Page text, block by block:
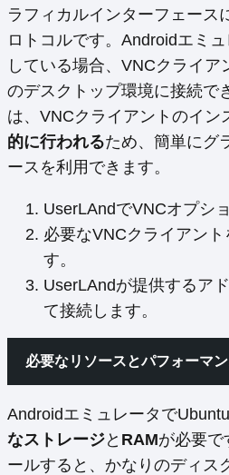
ラフィカルインターフェース
ロトコルです。Androidエミ
している場合、VNCクライア
のデスクトップ環境に接続で
は、VNCクライアントのイン
的に行われるため、簡単にグ
ースを利用できます。
UserLAndでVNCオプシ
必要なVNCクライアン
す。
UserLAndが提供するア
て接続します。
必要なリソースとパフォーマ
Androidエミュレータで
なストレージと RAMが必要で
ールすると、かなりのディス